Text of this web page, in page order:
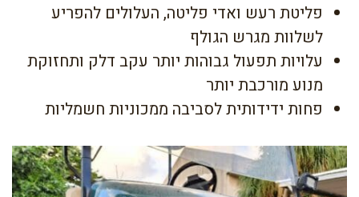
פליטת רעש ואדי פליטה, העלולים להפריע
לשלוות מגרש הגולף
עלויות תפעול גבוהות יותר עקב דלק ותחזוקת
מנוע מורכבת יותר
פחות ידידותית לסביבה ממכוניות חשמליות